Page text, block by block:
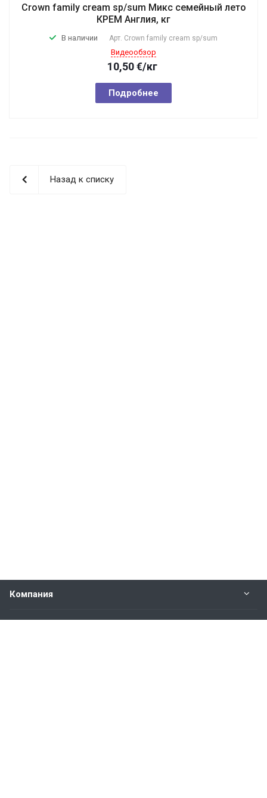
Crown family cream sp/sum Микс семейный лето
КРЕМ Англия, кг
В наличии Арт. Crown family cream sp/sum
Видеообзор
10,50€/кг
Подробнее
Назад к списку
Компания